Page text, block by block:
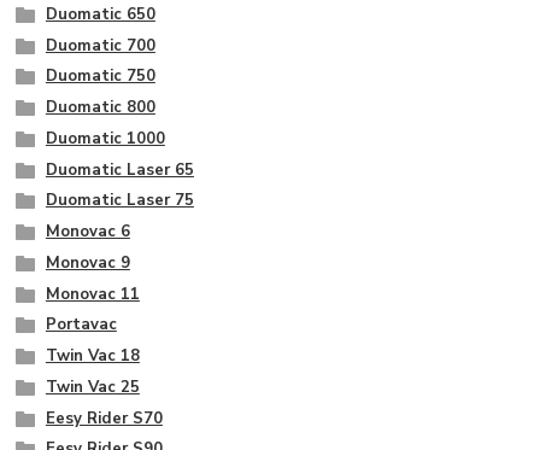
Duomatic 650
Duomatic 700
Duomatic 750
Duomatic 800
Duomatic 1000
Duomatic Laser 65
Duomatic Laser 75
Monovac 6
Monovac 9
Monovac 11
Portavac
Twin Vac 18
Twin Vac 25
Eesy Rider S70